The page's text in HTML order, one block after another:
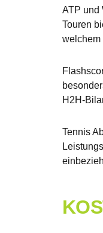
ATP und
Touren
welchem
H2H-
Tennis